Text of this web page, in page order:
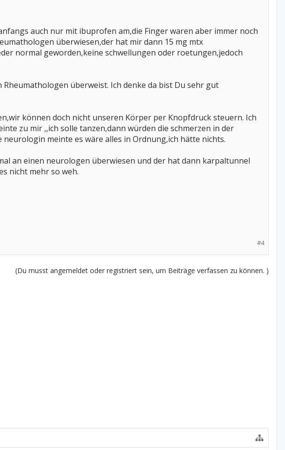
auch nur mit ibuprofen am,die Finger waren aber immer noch
überwiesen,der hat mir dann 15 mg mtx
normal geworden,keine schwellungen oder roetungen,jedoch
überweist. Ich denke da bist Du sehr gut
können doch nicht unseren Körper per Knopfdruck steuern. Ich
zu mir ,,ich solle tanzen,dann würden die schmerzen in der
meinte es wäre alles in Ordnung,ich hätte nichts.
an einen neurologen überwiesen und der hat dann karpaltunnel
nicht mehr so weh.
#4
(Du musst angemeldet oder registriert sein, um Beiträge verfassen zu können. )